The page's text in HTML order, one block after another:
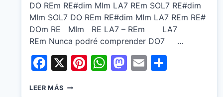
DO REm RE#dim MIm LA7 REm SOL7 RE#dim
MIm SOL7 DO REm RE#dim MIm LA7 REm RE#
DOm RE MIm RE LA7 – REm LA7
REm Nunca podré comprender DO7 …
Facebook
X Pinterest
WhatsApp
Mastodon
Email
LEER MÁS JULIO